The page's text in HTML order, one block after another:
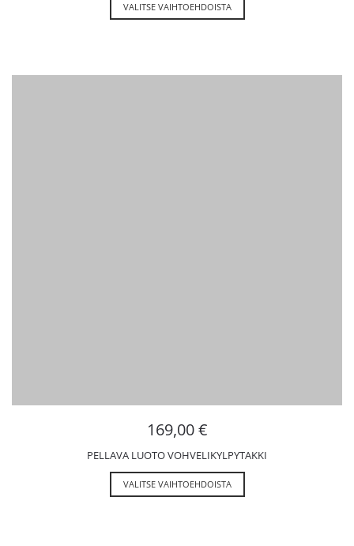
VALITSE VAIHTOEHDOISTA